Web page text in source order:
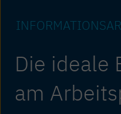
Die ideale
am